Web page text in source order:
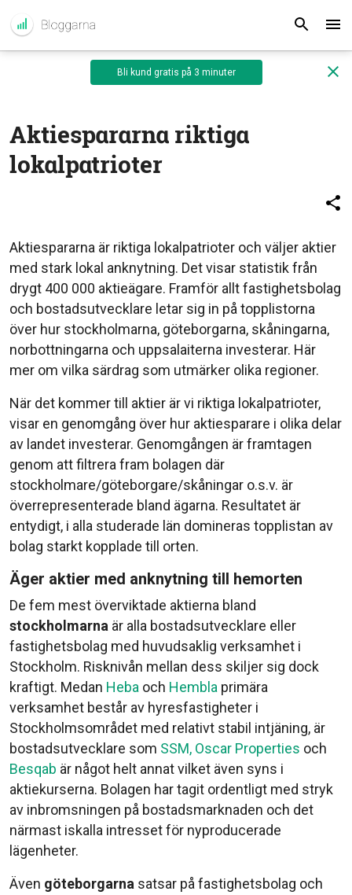
Bli kund gratis på 3 minuter
Aktiespararna riktiga
lokalpatrioter
Aktiespararna är riktiga lokalpatrioter och väljer aktier
med stark lokal anknytning. Det visar statistik från
drygt 400 000 aktieägare. Framför allt fastighetsbolag
och bostadsutvecklare letar sig in på topplistorna
över hur stockholmarna, göteborgarna, skåningarna,
norbottningarna och uppsalaiterna investerar. Här
mer om vilka särdrag som utmärker olika regioner.
När det kommer till aktier är vi riktiga lokalpatrioter,
visar en genomgång över hur aktiesparare i olika delar
av landet investerar. Genomgången är framtagen
genom att filtrera fram bolagen där
stockholmare/göteborgare/skåningar o.s.v. är
överrepresenterade bland ägarna. Resultatet är
entydigt, i alla studerade län domineras topplistan av
bolag starkt kopplade till orten.
Äger aktier med anknytning till hemorten
De fem mest överviktade aktierna bland
stockholmarna är alla bostadsutvecklare eller
fastighetsbolag med huvudsaklig verksamhet i
Stockholm. Risknivån mellan dess skiljer sig dock
kraftigt. Medan Heba och Hembla primära
verksamhet består av hyresfastigheter i
Stockholmsområdet med relativt stabil intjäning, är
bostadsutvecklare som SSM, Oscar Properties och
Besqab är något helt annat vilket även syns i
aktiekurserna. Bolagen har tagit ordentligt med stryk
av inbromsningen på bostadsmarknaden och det
närmast iskalla intresset för nyproducerade
lägenheter.
Även göteborgarna satsar på fastighetsbolag och